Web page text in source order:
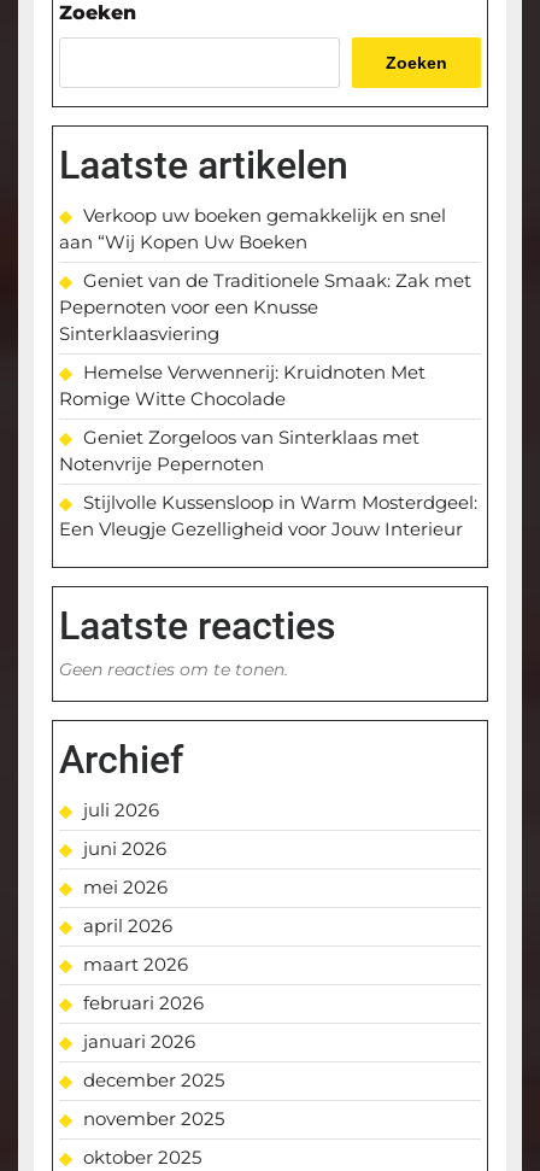
Zoeken
Zoeken
Laatste artikelen
Verkoop uw boeken gemakkelijk en snel
aan “Wij Kopen Uw Boeken
Geniet van de Traditionele Smaak: Zak met
Pepernoten voor een Knusse
Sinterklaasviering
Hemelse Verwennerij: Kruidnoten Met
Romige Witte Chocolade
Geniet Zorgeloos van Sinterklaas met
Notenvrije Pepernoten
Stijlvolle Kussensloop in Warm Mosterdgeel:
Een Vleugje Gezelligheid voor Jouw Interieur
Laatste reacties
Geen reacties om te tonen.
Archief
juli 2026
juni 2026
mei 2026
april 2026
maart 2026
februari 2026
januari 2026
december 2025
november 2025
oktober 2025